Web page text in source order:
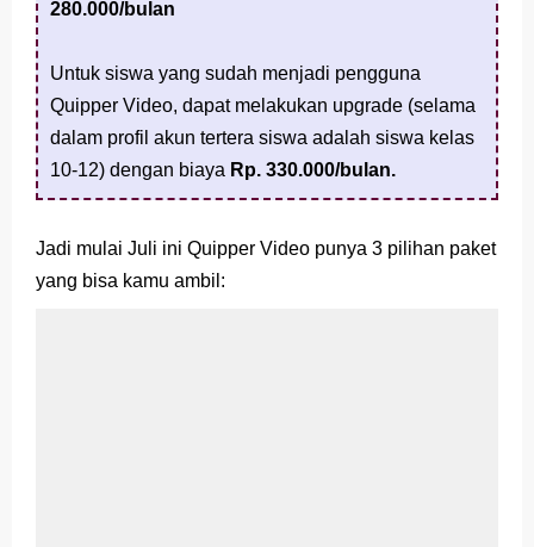
280.000/bulan
Untuk siswa yang sudah menjadi pengguna
Quipper Video, dapat melakukan upgrade (selama
dalam profil akun tertera siswa adalah siswa kelas
10-12) dengan biaya Rp. 330.000/bulan.
Jadi mulai Juli ini Quipper Video punya 3 pilihan paket
yang bisa kamu ambil: